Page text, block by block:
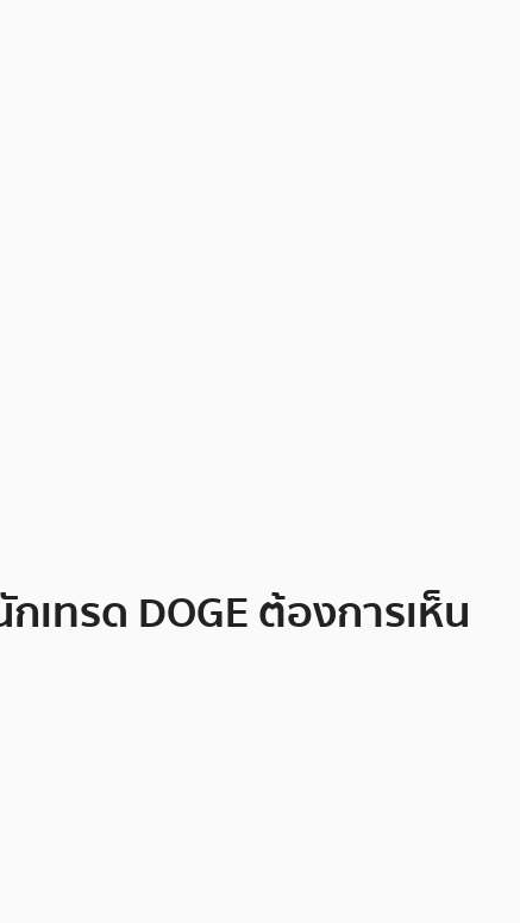
ทรด DOGE ต้องการเห็น